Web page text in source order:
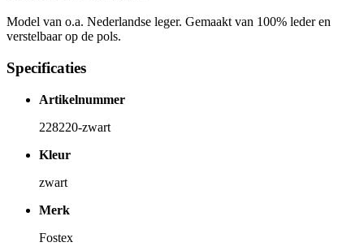
Model van o.a. Nederlandse leger. Gemaakt van 100% leder en
verstelbaar op de pols.
Specificaties
Artikelnummer
228220-zwart
Kleur
zwart
Merk
Fostex